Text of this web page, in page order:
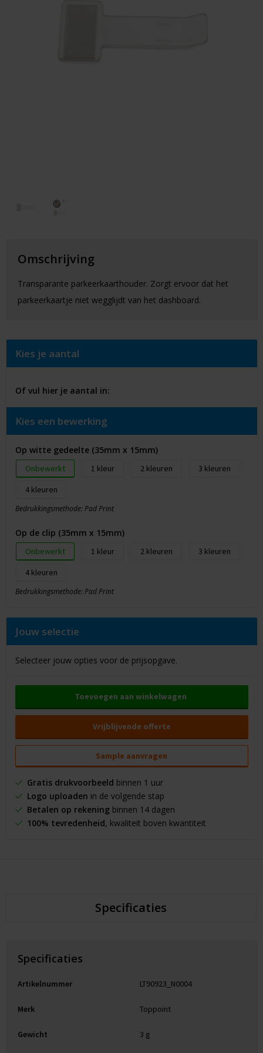
Omschrijving
Transparante parkeerkaarthouder. Zorgt ervoor dat het
parkeerkaartje niet wegglijdt van het dashboard.
Kies je aantal
Of vul hier je aantal in:
Kies een bewerking
Op witte gedeelte (35mm x 15mm)
Onbewerkt 1 2
3
4
Bedrukkingsmethode: Pad Print
Op de clip (35mm x 15mm)
Onbewerkt 1 2
3
4
Bedrukkingsmethode: Pad Print
Jouw selectie
Selecteer jouw opties voor de prijsopgave.
Toevoegen aan winkelwagen
Vrijblijvende offerte
Sample aanvragen
Gratis drukvoorbeeld binnen 1 uur
Logo uploaden in de volgende stap
Betalen op rekeningbinnen 14 dagen
100% tevredenheid, kwaliteit boven kwantiteit
Specificaties
Specificaties
Artikelnummer LT90923_N0004
Merk Toppoint
Gewicht 3 g